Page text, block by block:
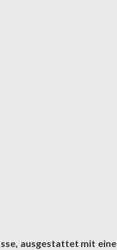
ausgestattet mit